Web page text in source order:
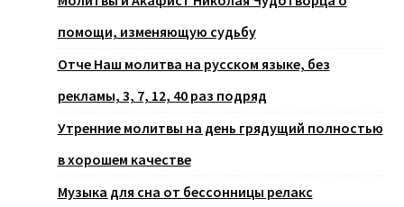
помощи, изменяющую судьбу
Отче Наш молитва на русском языке, без
рекламы, 3, 7, 12, 40 раз подряд
Утренние молитвы на день грядущий полностью
в хорошем качестве
Музыка для сна от бессонницы релакс